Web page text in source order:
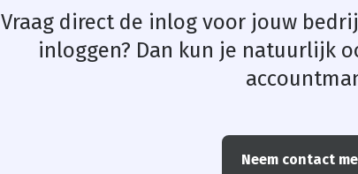
Vraag direct de inlog voor jouw
inloggen? Dan kun je natuurlijk
Neem contact